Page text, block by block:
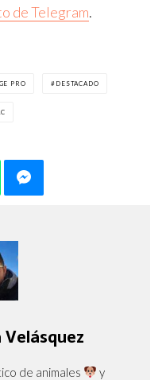
de Telegram.
PRO DESTACADO
de animales
y